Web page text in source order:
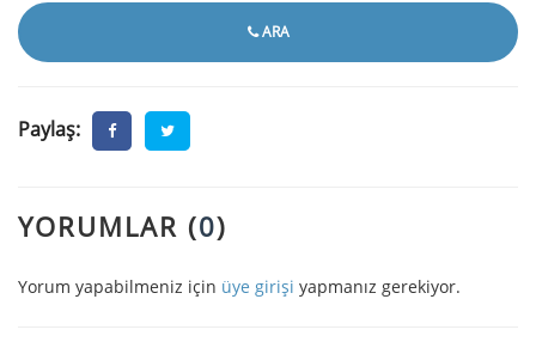
ARA
Paylaş:
YORUMLAR (0)
Yorum yapabilmeniz için üye girişi yapmanız gerekiyor.